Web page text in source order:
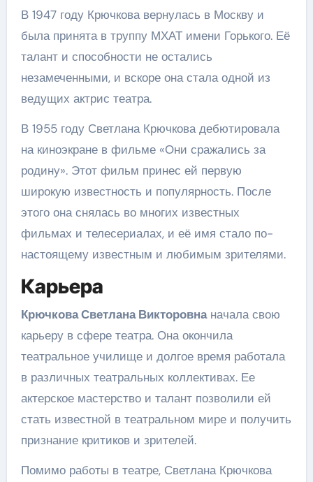
В 1947 году Крючкова вернулась в Москву и
была принята в труппу МХАТ имени Горького. Её
талант и способности не остались
незамеченными, и вскоре она стала одной из
ведущих актрис театра.
В 1955 году Светлана Крючкова дебютировала
на киноэкране в фильме «Они сражались за
родину». Этот фильм принес ей первую
широкую известность и популярность. После
этого она снялась во многих известных
фильмах и телесериалах, и её имя стало по-
настоящему известным и любимым зрителями.
Карьера
Крючкова Светлана Викторовнаначала свою
карьеру в сфере театра. Она окончила
театральное училище и долгое время работала
в различных театральных коллективах. Ее
актерское мастерство и талант позволили ей
стать известной в театральном мире и получить
признание критиков и зрителей.
Помимо работы в театре, Светлана Крючкова